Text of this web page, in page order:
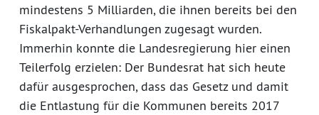
mindestens 5 Milliarden, die ihnen bereits bei den
Fiskalpakt-Verhandlungen zugesagt wurden.
Immerhin konnte die Landesregierung hier einen
Teilerfolg erzielen: Der Bundesrat hat sich heute
dafür ausgesprochen, dass das Gesetz und damit
die Entlastung für die Kommunen bereits 2017